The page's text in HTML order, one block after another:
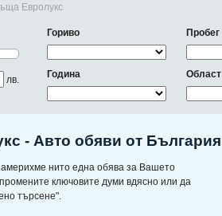
Евролукс
лв.
Гориво
Година
Пробег
Област
- Авто обяви от България
нито една обява за Вашето
ключовите думи вдясно или да
търсене".